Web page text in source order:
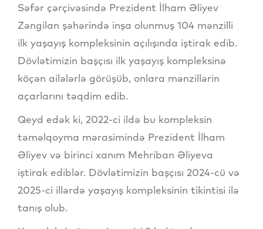
Səfər çərçivəsində Prezident İlham Əliyev
Zəngilan şəhərində inşa olunmuş 104 mənzilli
ilk yaşayış kompleksinin açılışında iştirak edib.
Dövlətimizin başçısı ilk yaşayış kompleksinə
köçən ailələrlə görüşüb, onlara mənzillərin
açarlarını təqdim edib.
Qeyd edək ki, 2022-ci ildə bu kompleksin
təməlqoyma mərasimində Prezident İlham
Əliyev və birinci xanım Mehriban Əliyeva
iştirak ediblər. Dövlətimizin başçısı 2024-cü və
2025-ci illərdə yaşayış kompleksinin tikintisi ilə
tanış olub.